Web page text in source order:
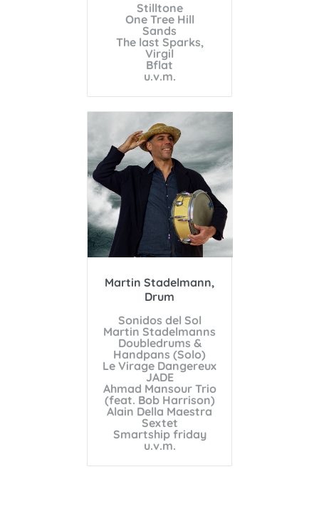
Stilltone
One Tree Hill
Sands
The last Sparks,
Virgil
Bflat
u.v.m.
Martin Stadelmann,
Drum
Sonidos del Sol
Martin Stadelmanns
Doubledrums &
Handpans (Solo)
Le Virage Dangereux
JADE
Ahmad Mansour Trio
(feat. Bob Harrison)
Alain Della Maestra
Sextet
Smartship friday
u.v.m.